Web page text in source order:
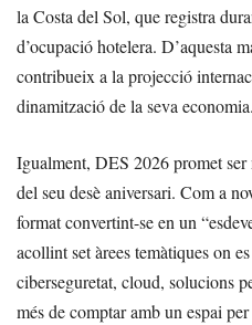
la Costa del Sol, que registra
d’ocupació hotelera. D’aquesta
contribueix a la projecció
dinamització de la seva economia.
Igualment, DES 2026 promet
del seu desè aniversari. Com a
format convertint-se en un
acollint set àrees temàtiques on
ciberseguretat, cloud, solucions
més de comptar amb un espai